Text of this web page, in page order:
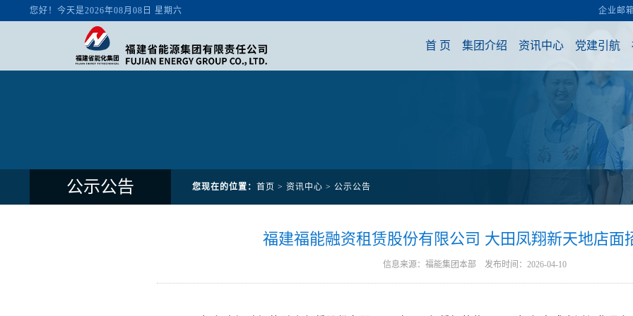
公示公告 您现在的位置： 首页 > 资讯中心 > 公示公告
福建福能融资租赁股份有限公司 大田凤翔新天地店面
信息来源：福能集团本部 发布时间：2026-04-10